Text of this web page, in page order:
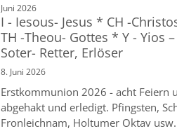
Juni 2026:
I - Iesous- Jesus * CH -
TH -Theou- Gottes * Y - Yios
Soter- Retter, Erlöser
8. Juni 2026
Erstkommunion 2026 - acht Feiern
abgehakt und erledigt. Pfingsten,
Fronleichnam, Holtumer Oktav